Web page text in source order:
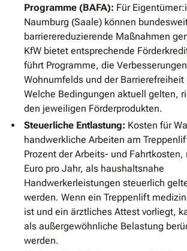
Programme (BAFA): Für
Naumburg (Saale) können
barrierereduzierende Maßnahmen
KfW bietet entsprechende
führt Programme, die
Wohnumfelds und der
Welche Bedingungen aktuell gelten,
den jeweiligen Förderprodukten.
Steuerliche Entlastung: Kosten für
handwerkliche Arbeiten am
Prozent der Arbeits- und
Euro pro Jahr, als haushaltsnahe
Handwerkerleistungen steuerlich
werden. Wenn ein Treppenlift
ist und ein ärztliches Attest vorliegt,
als außergewöhnliche Belastung
werden.